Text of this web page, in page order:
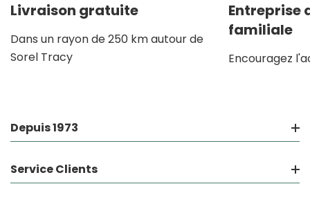
Livraison gratuite
Dans un rayon de 250 km autour de
Sorel Tracy
Entreprise
familiale
Encouragez
Depuis 1973
Service Clients